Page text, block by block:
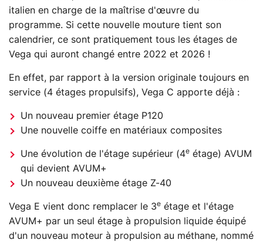
italien en charge de la maîtrise d'œuvre du
programme. Si cette nouvelle mouture tient son
calendrier, ce sont pratiquement tous les étages de
Vega qui auront changé entre 2022 et 2026 !
En effet, par rapport à la version originale toujours en
service (4 étages propulsifs), Vega C apporte déjà :
Un nouveau premier étage P120
Une nouvelle coiffe en matériaux composites
Une évolution de l'étage supérieur (4e étage) AVUM
qui devient AVUM+
Un nouveau deuxième étage Z-40
Vega E vient donc remplacer le 3e étage et l'étage
AVUM+ par un seul étage à propulsion liquide équipé
d'un nouveau moteur à propulsion au méthane, nommé